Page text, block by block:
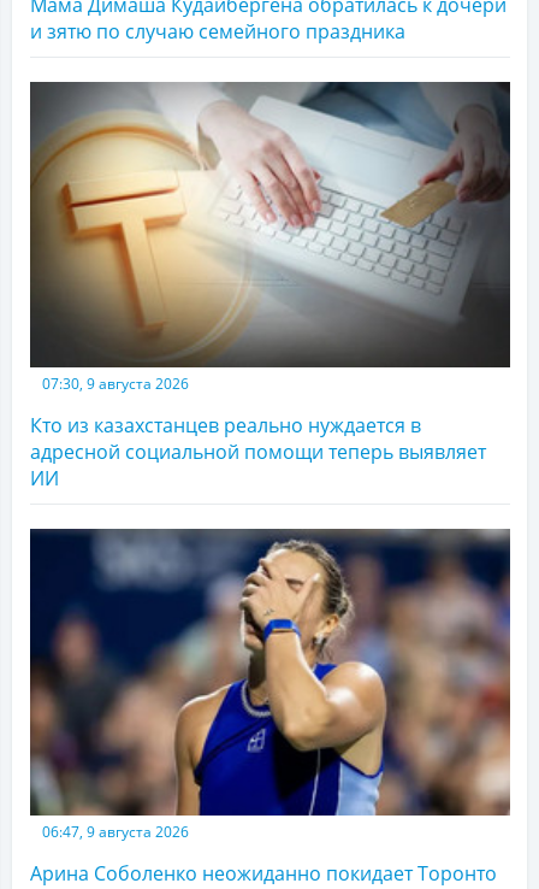
и зятю по случаю семейного праздника
07:30, 9 августа 2026
Кто из казахстанцев реально нуждается в
адресной социальной помощи теперь выявляет
ИИ
06:47, 9 августа 2026
Арина Соболенко неожиданно покидает Торонто